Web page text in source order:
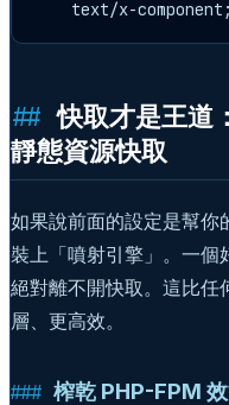
快取才是王道
靜態資源快取
如果說前面的設定是幫你
裝上「噴射引擎」。一個
絕對離不開快取。這比
層、更高效。
榨乾 PHP-FPM